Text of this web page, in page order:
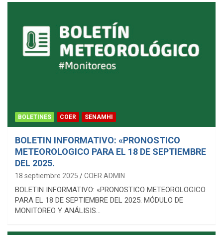
BOLETINES COER SENAMHI
BOLETIN INFORMATIVO: «PRONOSTICO
METEOROLOGICO PARA EL 18 DE SEPTIEMBRE
DEL 2025.
18 septiembre 2025 COER ADMIN
BOLETIN INFORMATIVO: «PRONOSTICO METEOROLOGICO
PARA EL 18 DE SEPTIEMBRE DEL 2025. MÓDULO DE
MONITOREO Y ANÁLISIS…